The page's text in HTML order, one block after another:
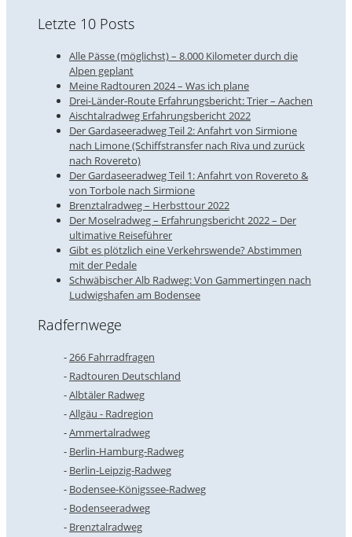
Letzte 10 Posts
Alle Pässe (möglichst) – 8.000 Kilometer durch die
Alpen geplant
Meine Radtouren 2024 – Was ich plane
Drei-Länder-Route Erfahrungsbericht: Trier – Aachen
Aischtalradweg Erfahrungsbericht 2022
Der Gardaseeradweg Teil 2: Anfahrt von Sirmione
nach Limone (Schiffstransfer nach Riva und zurück
nach Rovereto)
Der Gardaseeradweg Teil 1: Anfahrt von Rovereto &
von Torbole nach Sirmione
Brenztalradweg – Herbsttour 2022
Der Moselradweg – Erfahrungsbericht 2022 – Der
ultimative Reiseführer
Gibt es plötzlich eine Verkehrswende? Abstimmen
mit der Pedale
Schwäbischer Alb Radweg: Von Gammertingen nach
Ludwigshafen am Bodensee
Radfernwege
266 Fahrradfragen
Radtouren Deutschland
Albtäler Radweg
Allgäu - Radregion
Ammertalradweg
Berlin-Hamburg-Radweg
Berlin-Leipzig-Radweg
Bodensee-Königssee-Radweg
Bodenseeradweg
Brenztalradweg